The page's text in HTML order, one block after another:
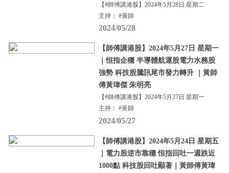
【#師傅講港股】2024年5月28日 星期二
主持： #黃師
2024/05/28
【師傅講港股】2024年5月27日 星期一
｜恒指企穩 半導體航運股電力水務股
強勢 科技股騰訊尾市發力轉升 ｜黃師
傅黃瑋傑 朱明亮
【#師傅講港股】2024年5月27日 星期一
主持： #黃師
2024/05/27
【師傅講港股】2024年5月24日 星期五
｜電力股逆市靠穩 恒指回吐一週跌近
1000點 科技股回吐顯著｜黃師傅黃瑋